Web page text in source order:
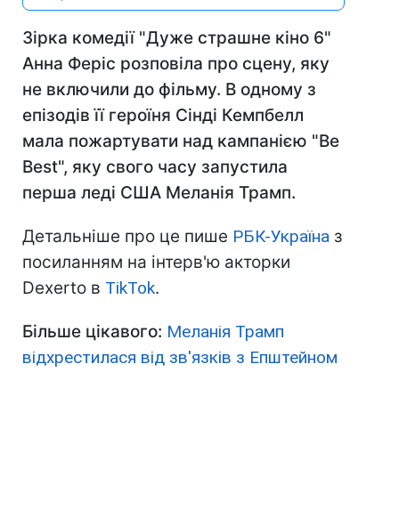
Зірка комедії "Дуже страшне кіно 6"
Анна Феріс розповіла про сцену, яку
не включили до фільму. В одному з
епізодів її героїня Сінді Кемпбелл
мала пожартувати над кампанією "Be
Best", яку свого часу запустила
перша леді США Меланія Трамп.
Детальніше про це пише РБК-Україна з
посиланням на інтерв'ю акторки
Dexerto в TikTok.
Більше цікавого: Меланія Трамп
відхрестилася від зв'язків з Епштейном